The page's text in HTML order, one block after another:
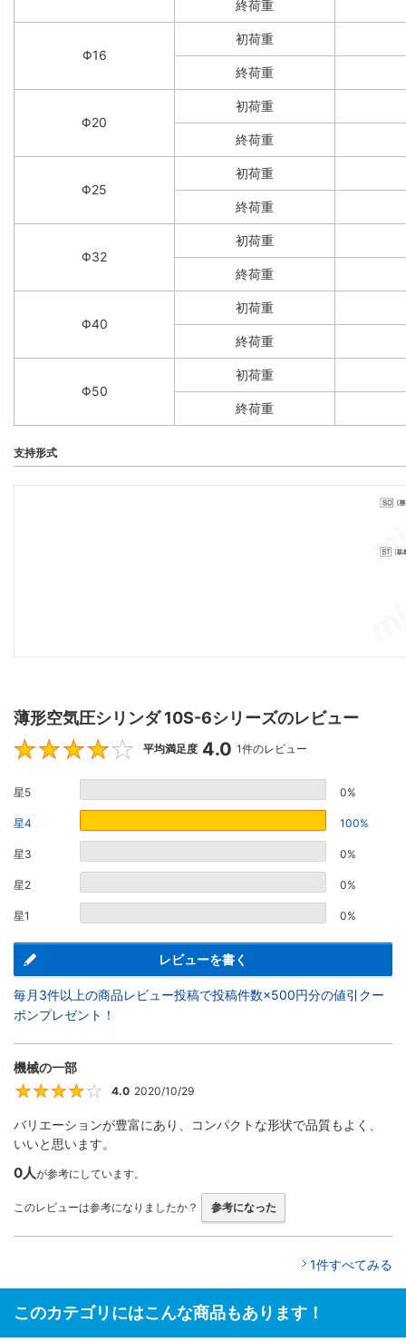
終荷重
Φ16
初荷重
終荷重
Φ20
初荷重
終荷重
Φ25
初荷重
終荷重
Φ32
初荷重
終荷重
Φ40
初荷重
終荷重
Φ50
初荷重
終荷重
支持形式
薄形空気圧シリンダ 10S-6シリーズのレビュー
4
平均満足度 4.0 1件のレビュー
星5 0%
星4 100%
星3 0%
星2 0%
星1 0%
レビューを書く
毎月3件以上の商品レビュー投稿で投稿件数×500円分の値引クー
ポンプレゼント！
機械の一部
4
4.0 2020/10/29
バリエーションが豊富にあり、コンパクトな形状で品質もよく、
いいと思います。
0人が参考にしています。
このレビューは参考になりましたか？ 参考になった
1件すべてみる
このカテゴリにはこんな商品もあります！